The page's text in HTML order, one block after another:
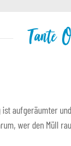
Tante
ist aufgeräumter
wer den Müll